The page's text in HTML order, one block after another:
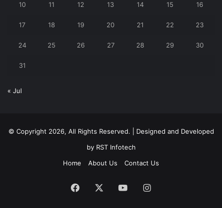
10 11 12 13 14 15 16
17 18 19 20 21 22 23
24 25 26 27 28 29 30
31
« Jul
© Copyright 2026, All Rights Reserved. | Designed and Developed
byRST Infotech
Home
About Us Contact Us
Facebook YouTubeInstagram